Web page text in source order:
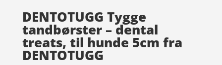
DENTOTUGG Tygge
tandbørster – dental
treats, til hunde 5cm fra
DENTOTUGG